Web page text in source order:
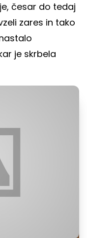
česar do tedaj
zares in tako
je skrbela